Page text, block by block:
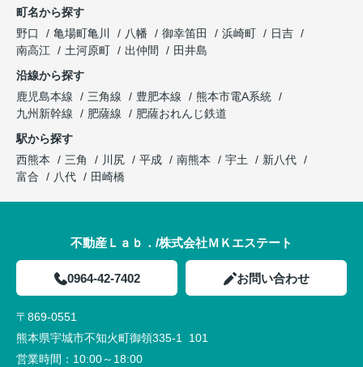
町名から探す
野口
亀場町亀川 八幡 御幸笛田 浜崎町
日吉
南高江
土河原町 出仲間
田井島
沿線から探す
鹿児島本線
三角線 豊肥本線
熊本市電A系統
九州新幹線
肥薩線
肥薩おれんじ鉄道
駅から探す
西熊本
三角 川尻 平成 南熊本 宇土
新八代
富合
八代 田崎橋
不動産Ｌａｂ．/株式会社ＭＫエステート
0964-42-7402 お問い合わせ
〒869-0551
熊本県宇城市不知火町御領335-1 101
営業時間： 10:00～18:00